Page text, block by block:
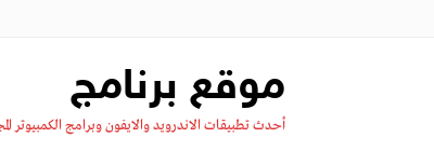
موقع برنامج
أحدث تطبيقات الاندرويد والايفون وبرامج الكمبيوتر